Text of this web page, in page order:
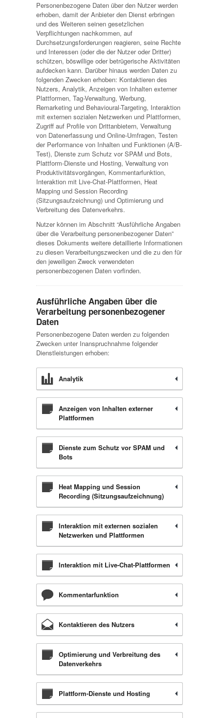
Personenbezogene Daten über den Nutzer werden
erhoben, damit der Anbieter den Dienst erbringen
und des Weiteren seinen gesetzlichen
Verpflichtungen nachkommen, auf
Durchsetzungsforderungen reagieren, seine Rechte
und Interessen (oder die der Nutzer oder Dritter)
schützen, böswillige oder betrügerische Aktivitäten
aufdecken kann. Darüber hinaus werden Daten zu
folgenden Zwecken erhoben: Kontaktieren des
Nutzers, Analytik, Anzeigen von Inhalten externer
Plattformen, Tag-Verwaltung, Werbung,
Remarketing und Behavioural-Targeting, Interaktion
mit externen sozialen Netzwerken und Plattformen,
Zugriff auf Profile von Drittanbietern, Verwaltung
von Datenerfassung und Online-Umfragen, Testen
der Performance von Inhalten und Funktionen (A/B-
Test), Dienste zum Schutz vor SPAM und Bots,
Plattform-Dienste und Hosting, Verwaltung von
Produktivitätsvorgängen, Kommentarfunktion,
Interaktion mit Live-Chat-Plattformen, Heat
Mapping und Session Recording
(Sitzungsaufzeichnung) und Optimierung und
Verbreitung des Datenverkehrs.
Nutzer können im Abschnitt “Ausführliche Angaben
über die Verarbeitung personenbezogener Daten”
dieses Dokuments weitere detaillierte Informationen
zu diesen Verarbeitungszwecken und die zu den für
den jeweiligen Zweck verwendeten
personenbezogenen Daten vorfinden.
Ausführliche Angaben über die
Verarbeitung personenbezogener
Daten
Personenbezogene Daten werden zu folgenden
Zwecken unter Inanspruchnahme folgender
Dienstleistungen erhoben:
Analytik
Anzeigen von Inhalten externer
Plattformen
Dienste zum Schutz vor SPAM und
Bots
Heat Mapping und Session
Recording (Sitzungsaufzeichnung)
Interaktion mit externen sozialen
Netzwerken und Plattformen
Interaktion mit Live-Chat-Plattformen
Kommentarfunktion
Kontaktieren des Nutzers
Optimierung und Verbreitung des
Datenverkehrs
Plattform-Dienste und Hosting